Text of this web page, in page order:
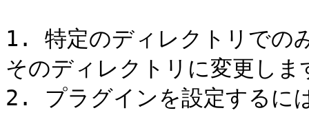
1. 特定のディレクトリでの
そのディレクトリに変更しま
2. プラグインを設定するに